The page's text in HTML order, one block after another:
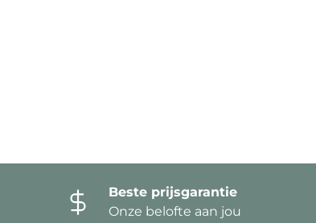
Beste prijsgarantie
Onze belofte aan jou